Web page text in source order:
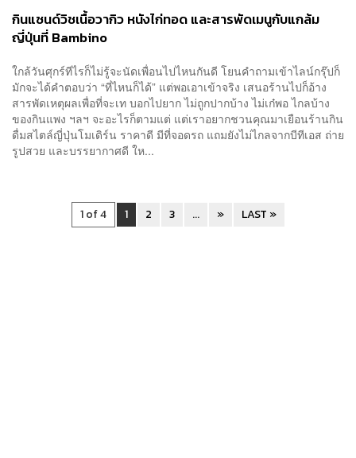
กินแซนด์วิชเนื้อวากิว หนังไก่ทอด และสารพัดเมนูกับแกล้ม
ญี่ปุ่นที่ Bambino
ใกล้วันศุกร์ทีไรก็ไม่รู้จะนัดเพื่อนไปไหนกันดี โยนคำถามเข้าไลน์กรุ๊ปก็
มักจะได้คำตอบว่า “ที่ไหนก็ได้” แต่พอเอาเข้าจริง เสนอร้านไปก็อ้าง
สารพัดเหตุผลเพื่อที่จะเท บอกไปยาก ไม่ถูกปากบ้าง ไม่เก๋พอ ไกลบ้าง
ของกินแพง ฯลฯ จะอะไรก็ตามแต่ แต่เราอยากชวนคุณมาเยือนร้านกิน
ดื่มสไตล์ญี่ปุ่นโมเดิร์น ราคาดี มีที่จอดรถ แถมยังไม่ไกลจากบีทีเอส ถ่าย
รูปสวย และบรรยากาศดี ให...
1 of 4 1 2 3 ... » LAST »